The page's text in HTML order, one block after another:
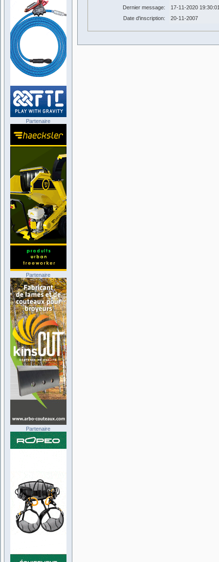
Dernier message:
17-11-2020
Date d'inscription:
20-11-2007
Partenaire
Partenaire
Partenaire